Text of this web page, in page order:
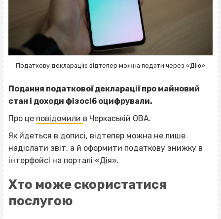
Податкову декларацію відтепер можна подати через «Дію»
Подання податкової декларації про майновий
стан і доходи фізосіб оцифрували.
Про це повідомили в Черкаській ОВА.
Як йдеться в дописі, відтепер можна не лише
надіслати звіт, а й оформити податкову знижку в
інтерфейсі на порталі «Дія».
Хто може скористатися
послугою